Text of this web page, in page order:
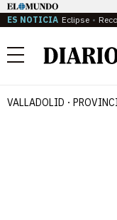
ES NOTICIA Eclipse
Menú
VALLADOLID